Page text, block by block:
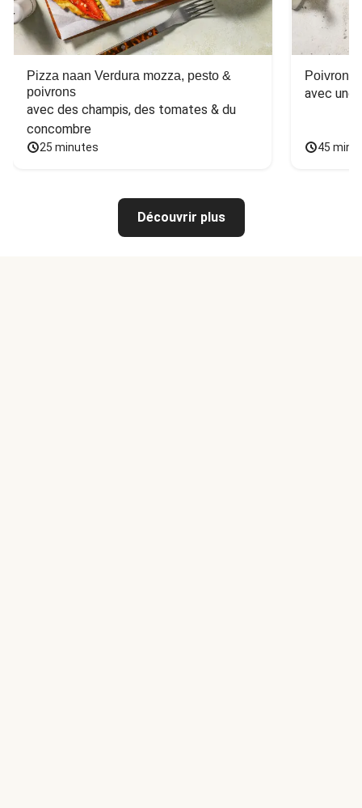
Pizza naan Verdura mozza, pesto &
poivrons
avec des champis, des tomates & du
concombre
25 minutes
Poivron
avec une
45
Découvrir plus